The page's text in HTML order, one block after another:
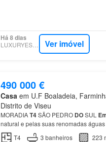
Há 8 dias
LUXURYESTATE Ver imóvel
490 000 €
Casa em U.F Boaladeia,
Distrito de Viseu
MORADIAT4SÃO PEDRO DOSUL
natural e pelas suas renomadas
Uma área
degaragem e arrumos
T4 3 banheiros
223